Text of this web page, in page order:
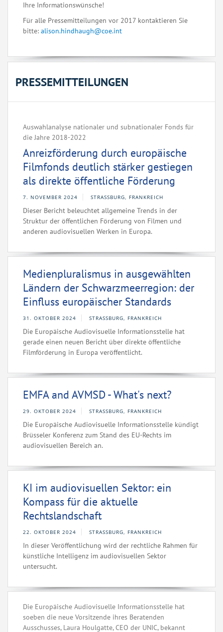
Ihre Informationswünsche!
Für alle Pressemitteilungen vor 2017 kontaktieren Sie
bitte: alison.hindhaugh@coe.int
PRESSEMITTEILUNGEN
Auswahlanalyse nationaler und subnationaler Fonds für
die Jahre 2018-2022
Anreizförderung durch europäische
Filmfonds deutlich stärker gestiegen
als direkte öffentliche Förderung
7. NOVEMBER 2024 STRASSBURG, FRANKREICH
Dieser Bericht beleuchtet allgemeine Trends in der
Struktur der öffentlichen Förderung von Filmen und
anderen audiovisuellen Werken in Europa.
Medienpluralismus in ausgewählten
Ländern der Schwarzmeerregion: der
Einfluss europäischer Standards
31. OKTOBER 2024 STRASSBURG, FRANKREICH
Die Europäische Audiovisuelle Informationsstelle hat
gerade einen neuen Bericht über direkte öffentliche
Filmförderung in Europa veröffentlicht.
EMFA and AVMSD - What's next?
29. OKTOBER 2024 STRASSBURG, FRANKREICH
Die Europäische Audiovisuelle Informationsstelle kündigt
Brüsseler Konferenz zum Stand des EU-Rechts im
audiovisuellen Bereich an.
KI im audiovisuellen Sektor: ein
Kompass für die aktuelle
Rechtslandschaft
22. OKTOBER 2024 STRASSBURG, FRANKREICH
In dieser Veröffentlichung wird der rechtliche Rahmen für
künstliche Intelligenz im audiovisuellen Sektor
untersucht.
Die Europäische Audiovisuelle Informationsstelle hat
soeben die neue Vorsitzende ihres Beratenden
Ausschusses, Laura Houlgatte, CEO der UNIC, bekannt